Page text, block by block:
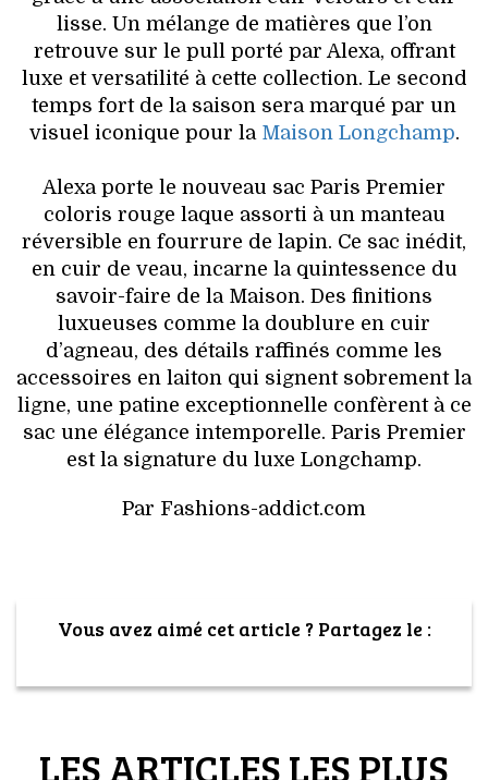
lisse. Un mélange de matières que l’on
retrouve sur le pull porté par Alexa, offrant
luxe et versatilité à cette collection. Le second
temps fort de la saison sera marqué par un
visuel iconique pour la Maison Longchamp.
Alexa porte le nouveau sac Paris Premier
coloris rouge laque assorti à un manteau
réversible en fourrure de lapin. Ce sac inédit,
en cuir de veau, incarne la quintessence du
savoir-faire de la Maison. Des finitions
luxueuses comme la doublure en cuir
d’agneau, des détails raffinés comme les
accessoires en laiton qui signent sobrement la
ligne, une patine exceptionnelle confèrent à ce
sac une élégance intemporelle. Paris Premier
est la signature du luxe Longchamp.
Par Fashions-addict.com
Vous avez aimé cet article ? Partagez le :
LES ARTICLES LES PLUS